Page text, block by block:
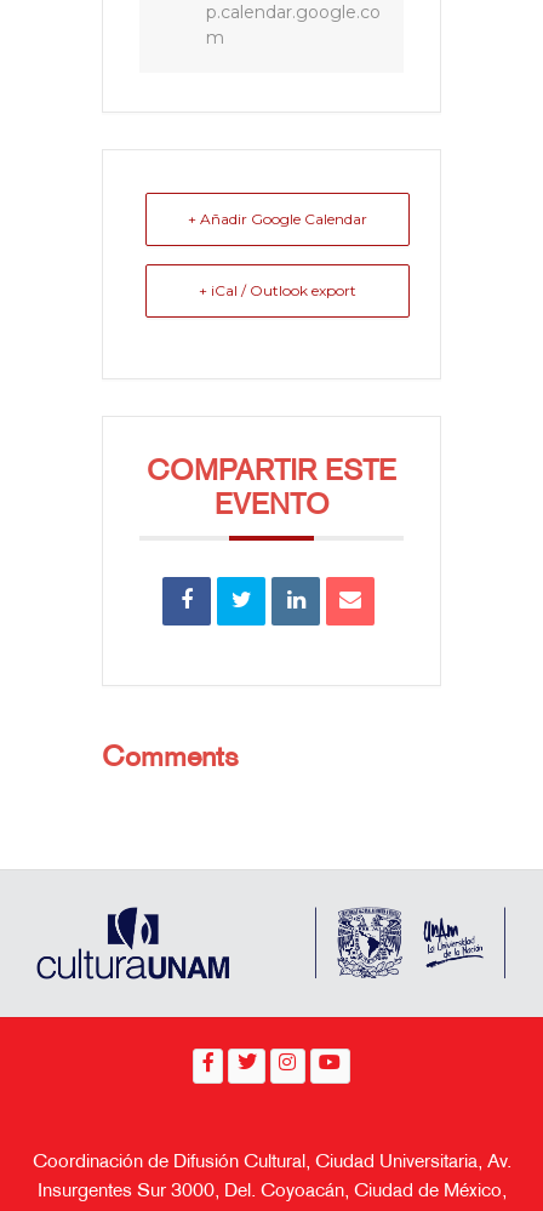
p.calendar.google.co
m
+ Añadir Google Calendar
+ iCal / Outlook export
COMPARTIR ESTE
EVENTO
Comments
Coordinación de Difusión Cultural, Ciudad Universitaria, Av.
Insurgentes Sur 3000, Del. Coyoacán, Ciudad de México,